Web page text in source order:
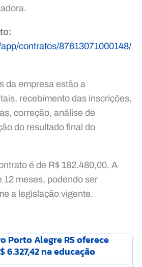
contratos/87613071000148/
da empresa estão a
recebimento das inscrições,
correção, análise de
do resultado final do
é de R$ 182.480,00. A
12 meses, podendo ser
a legislação vigente.
Porto Alegre RS oferece
6.327,42 na educação